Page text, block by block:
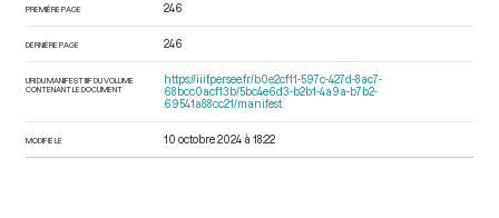
PREMIÈRE PAGE 246
DERNIÈRE PAGE 246
URI DU MANIFEST IIIF DU VOLUME
CONTENANT LE DOCUMENT
https://iiif.persee.fr/b0e2cf11-597c-427d-8ac7-
68bcc0acf13b/5bc4e6d3-b2b1-4a9a-b7b2-
69541a88cc21/manifest
MODIFIÉ LE 10 octobre 2024 à 18:22